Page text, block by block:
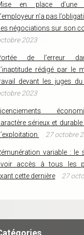
en place d’une
n’a pas
négociations sur son
2023
de l’erreur
rédigé par le
devant les juges
2023
sérieux et
27 octobre
variable : le
accès à tous les
cette dernière
27